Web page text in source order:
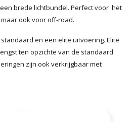
brede lichtbundel. Perfect voor het
ook voor off-road.
en een elite uitvoering. Elite
ten opzichte van de standaard
zijn ook verkrijgbaar met